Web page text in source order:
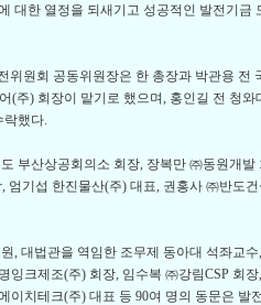
대한 열정을 되새기고 성공적인 발전기금
위원회 공동위원장은 한 총장과 박관용 전
(주) 회장이 맡기로 했으며, 홍인길 전 청와
락했다.
부산상공회의소 회장, 장복만 ㈜동원개발
엄기섭 한진물산(주) 대표, 권홍사 ㈜반도
, 대법관을 역임한 조무제 동아대 석좌교
잉크제조(주) 회장, 임수복 ㈜강림CSP 회
이치테크(주) 대표 등 90여 명의 동문은 발